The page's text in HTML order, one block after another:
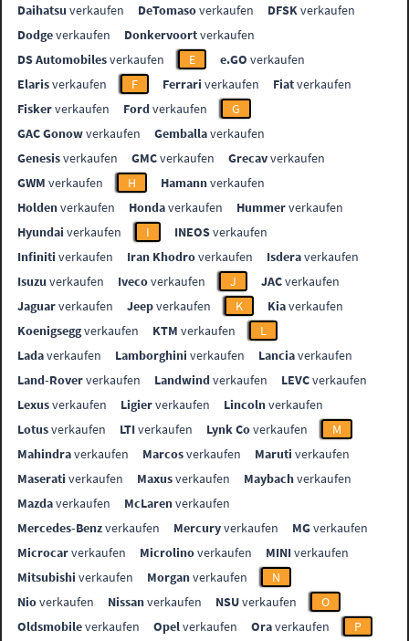
Daihatsu verkaufen DeTomasoverkaufen DFSKverkaufen
Dodgeverkaufen Donkervoortverkaufen
DS Automobilesverkaufen E e.GO verkaufen
Elarisverkaufen F Ferrari verkaufen Fiatverkaufen
Fiskerverkaufen Fordverkaufen
G
GAC Gonowverkaufen Gemballaverkaufen
Genesisverkaufen GMCverkaufen Grecavverkaufen
GWM verkaufen H Hamannverkaufen
Holdenverkaufen Hondaverkaufen Hummerverkaufen
Hyundai verkaufen I INEOSverkaufen
Infiniti verkaufen Iran Khodroverkaufen Isderaverkaufen
Isuzu verkaufen Ivecoverkaufen J JACverkaufen
Jaguarverkaufen Jeepverkaufen K Kiaverkaufen
Koenigseggverkaufen KTM verkaufen
L
Ladaverkaufen Lamborghini verkaufen Lanciaverkaufen
Land-Roververkaufen Landwindverkaufen LEVCverkaufen
Lexusverkaufen Ligierverkaufen Lincolnverkaufen
Lotusverkaufen LTIverkaufen Lynk Coverkaufen
M
Mahindraverkaufen Marcosverkaufen Maruti verkaufen
Maserati verkaufen Maxusverkaufen Maybachverkaufen
Mazdaverkaufen McLarenverkaufen
Mercedes-Benzverkaufen Mercuryverkaufen MGverkaufen
Microcarverkaufen Microlinoverkaufen MINIverkaufen
Mitsubishi verkaufen Morganverkaufen
N
Nioverkaufen Nissanverkaufen NSUverkaufen
O
Oldsmobileverkaufen Opelverkaufen Oraverkaufen
P